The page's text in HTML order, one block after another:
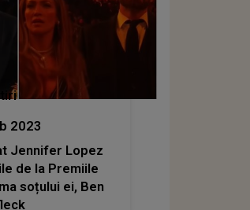
Stiri
2023
Jennifer Lopez
de la Premiile
soțului ei, Ben